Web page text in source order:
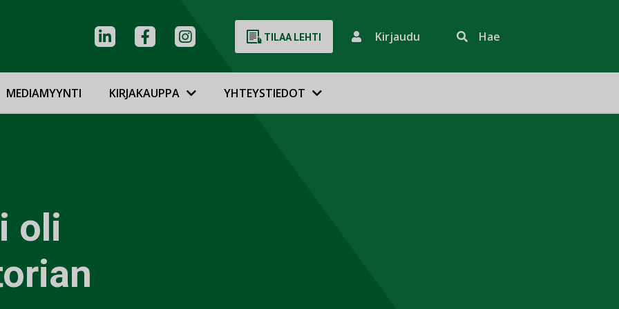
TILAA LEHTI Kirjaudu Hae
MEDIAMYYNTI KIRJAKAUPPA YHTEYSTIEDOT
oli